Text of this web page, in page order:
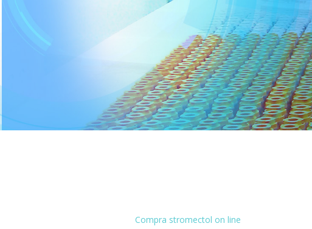
Compra stromectol on line